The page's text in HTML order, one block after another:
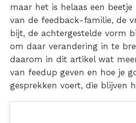
maar het is helaas een
van de feedback-familie, de
bijt, de achtergestelde vorm
om daar verandering in te
daarom in dit artikel wat
van feedup geven en hoe je
gesprekken voert, die blijven